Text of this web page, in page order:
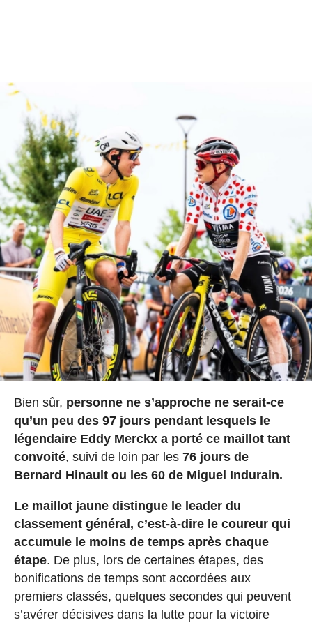
Bien sûr, personne ne s’approche ne serait-ce
qu’un peu des 97 jours pendant lesquels le
légendaire Eddy Merckx a porté ce maillot tant
convoité, suivi de loin par les 76 jours de
Bernard Hinault ou les 60 de Miguel Indurain.
Le maillot jaune distingue le leader du
classement général, c’est-à-dire le coureur qui
accumule le moins de temps après chaque
étape. De plus, lors de certaines étapes, des
bonifications de temps sont accordées aux
premiers classés, quelques secondes qui peuvent
s’avérer décisives dans la lutte pour la victoire